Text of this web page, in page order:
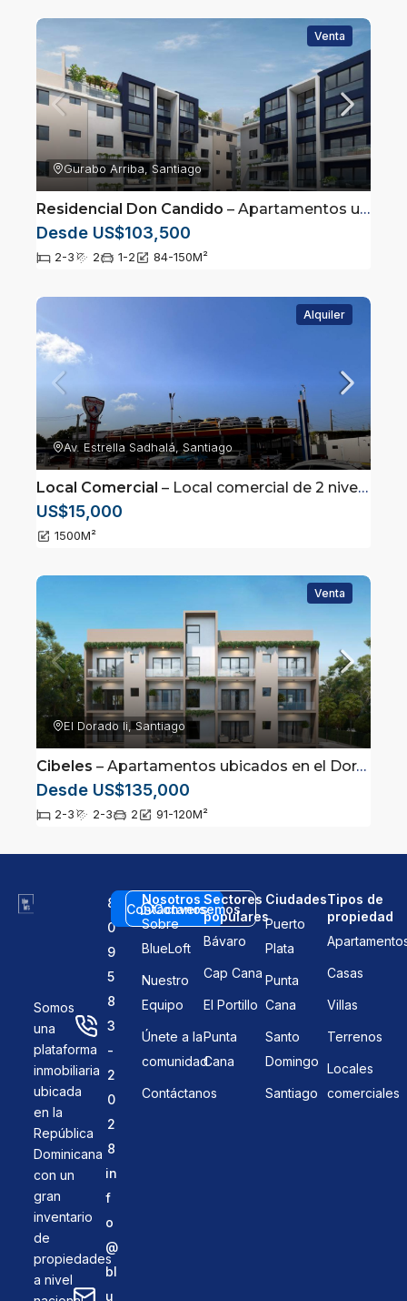
Venta
Gurabo Arriba, Santiago
Residencial Don Candido – Apartamentos ubicados en Gurabo, Santiago
Desde US$103,500
2-3 2 1-2 84-150M²
Alquiler
Av. Estrella Sadhalá, Santiago
Local Comercial – Local comercial de 2 niveles en Av. Estrella Sadhalá, Santiago
US$15,000
1500M²
Venta
El Dorado Ii, Santiago
Cibeles – Apartamentos ubicados en el Dorado 2, Santiago de los Caballeros
Desde US$135,000
2-3 2-3 2 91-120M²
Somos
una
plataforma
inmobiliaria
ubicada
en la
República
Dominicana
con un
gran
inventario
de
propiedades
a nivel
8
0
9
5
8
3
-
2
0
2
8
in
f
o
@
bl
u
Contáctanos
Conversemos
Nosotros
Sobre
BlueLoft
Nuestro
Equipo
Únete a la
comunidad
Contáctanos
Sectores
populares
Bávaro
Cap Cana
El Portillo
Punta
Cana
Ciudades
Puerto
Plata
Punta
Cana
Santo
Domingo
Santiago
Tipos de
propiedad
Casas
Villas
Terrenos
Locales
comerciales